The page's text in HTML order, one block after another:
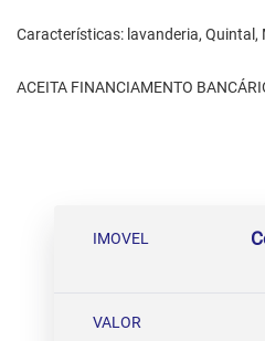
Características: lavanderia, Quintal,
ACEITA FINANCIAMENTO
IMOVEL
VALOR